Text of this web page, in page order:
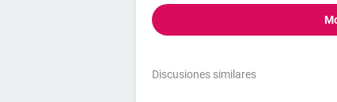
Discusiones similares